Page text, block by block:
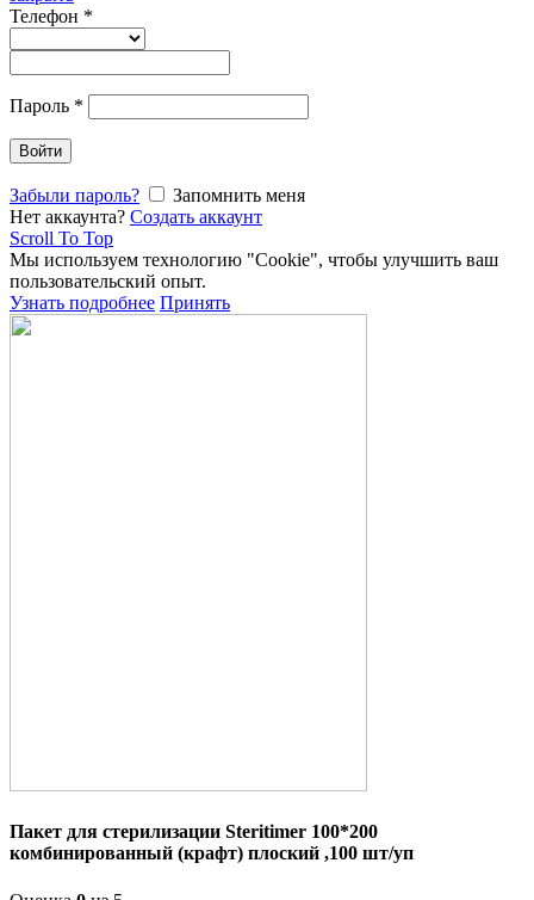
Телефон *
Пароль *
Войти
Забыли пароль?
Запомнить меня
Нет аккаунта? Создать аккаунт
Scroll To Top
Мы используем технологию "Cookie", чтобы улучшить ваш
пользовательский опыт.
Узнать подробнее Принять
Пакет для стерилизации Steritimer 100*200
комбинированный (крафт) плоский ,100 шт/уп